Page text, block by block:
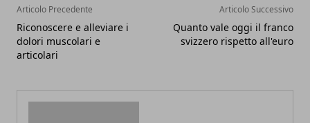
Articolo Precedente
Riconoscere e alleviare i
dolori muscolari e
articolari
Articolo Successivo
Quanto vale oggi il franco
svizzero rispetto all'euro